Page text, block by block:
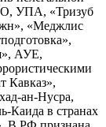
УПА, «Тризуб
«Меджлис
АУЕ,
Кавказ»,
ан-Нусра,
Каида в странах